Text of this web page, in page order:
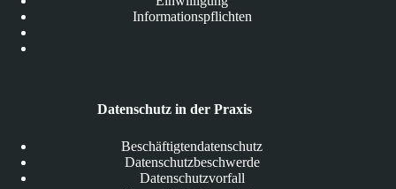
Informationspflichten
Datenschutz in der Praxis
Beschäftigtendatenschutz
Datenschutzbeschwerde
Datenschutzvorfall